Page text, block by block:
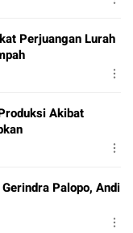
Perjuangan Lurah
Akibat
Palopo, Andi